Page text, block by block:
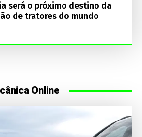
será o próximo destino da
de tratores do mundo
Online